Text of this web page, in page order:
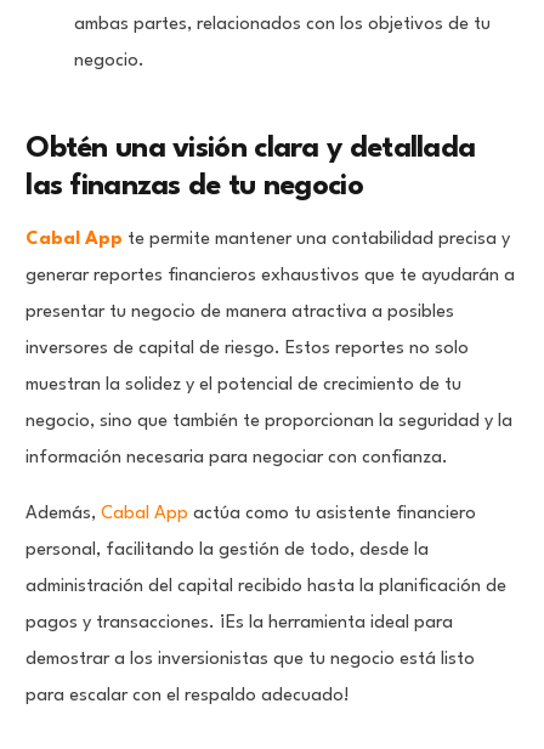
ambas partes, relacionados con los objetivos de tu
negocio.
Obtén una visión clara y detallada
las finanzas de tu negocio
Cabal App te permite mantener una contabilidad precisa y
generar reportes financieros exhaustivos que te ayudarán a
presentar tu negocio de manera atractiva a posibles
inversores de capital de riesgo. Estos reportes no solo
muestran la solidez y el potencial de crecimiento de tu
negocio, sino que también te proporcionan la seguridad y la
información necesaria para negociar con confianza.
Además,Cabal Appactúa como tu asistente financiero
personal, facilitando la gestión de todo, desde la
administración del capital recibido hasta la planificación de
pagos y transacciones. ¡Es la herramienta ideal para
demostrar a los inversionistas que tu negocio está listo
para escalar con el respaldo adecuado!